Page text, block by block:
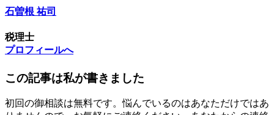
石曽根 祐司
税理士
プロフィールへ
この記事は私が書きました
初回の御相談は無料です。悩んでいるのはあなただけではあ